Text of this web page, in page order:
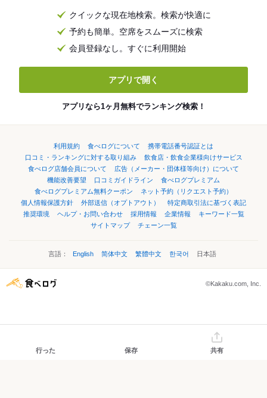
クイックな現在地検索。検索が快適に
予約も簡単。空席をスムーズに検索
会員登録なし。すぐに利用開始
アプリで開く
アプリなら1ヶ月無料でランキング検索！
利用規約 食べログについて
携帯電話番号認証とは
口コミ・ランキングに対する取り組み
飲食店・飲食企業様向けサービス
食べログ店舗会員について
広告（メーカー・団体様等向け）について
機能改善要望
口コミガイドライン
食べログプレミアム
食べログプレミアム無料クーポン
ネット予約（リクエスト予約）
個人情報保護方針
外部送信（オプトアウト）
特定商取引法に基づく表記
推奨環境
ヘルプ・お問い合わせ 採用情報 企業情報
キーワード一覧
サイトマップ
チェーン一覧
言語： English 简体中文 繁體中文 한국어 日本語
©Kakaku.com, Inc.
行った 保存 共有